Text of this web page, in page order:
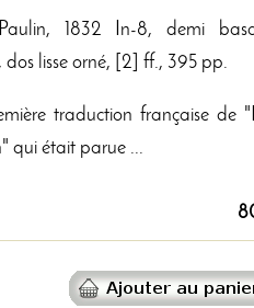
1832 In-8, demi
dos lisse orné, [2] ff., 395 pp.
traduction française de
qui était parue ...